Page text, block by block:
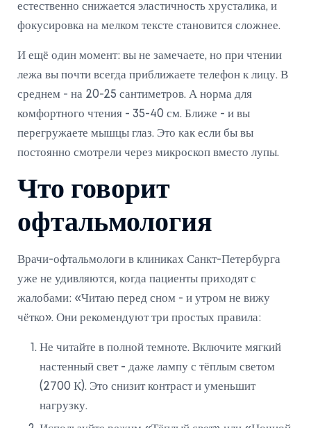
естественно снижается эластичность хрусталика, и
фокусировка на мелком тексте становится сложнее.
И ещё один момент: вы не замечаете, но при чтении
лежа вы почти всегда приближаете телефон к лицу. В
среднем - на 20-25 сантиметров. А норма для
комфортного чтения - 35-40 см. Ближе - и вы
перегружаете мышцы глаз. Это как если бы вы
постоянно смотрели через микроскоп вместо лупы.
Что говорит
офтальмология
Врачи-офтальмологи в клиниках Санкт-Петербурга
уже не удивляются, когда пациенты приходят с
жалобами: «Читаю перед сном - и утром не вижу
чётко». Они рекомендуют три простых правила:
Не читайте в полной темноте. Включите мягкий
настенный свет - даже лампу с тёплым светом
(2700 К). Это снизит контраст и уменьшит
нагрузку.